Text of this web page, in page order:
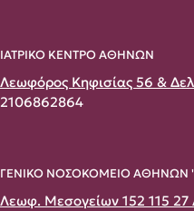
ΙΑΤΡΙΚΟ ΚΕΝΤΡΟ ΑΘΗΝΩΝ
Λεωφόρος Κηφισίας 56 &
2106862864
ΓΕΝΙΚΟ ΝΟΣΟΚΟΜΕΙΟ ΑΘΗΝΩΝ
Λεωφ. Μεσογείων 152 115 27